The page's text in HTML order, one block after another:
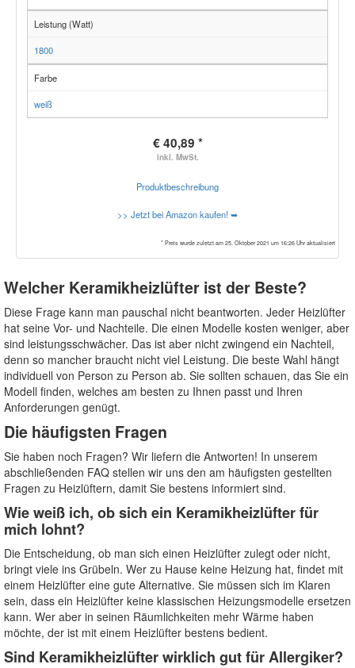
Leistung (Watt)
1800
Farbe
weiß
€ 40,89 *
inkl. MwSt.
Produktbeschreibung
>> Jetzt bei Amazon kaufen! ➥
* Preis wurde zuletzt am 25. Oktober 2021 um 16:26 Uhr aktualisiert
Welcher Keramikheizlüfter ist der Beste?
Diese Frage kann man pauschal nicht beantworten. Jeder Heizlüfter
hat seine Vor- und Nachteile. Die einen Modelle kosten weniger, aber
sind leistungsschwächer. Das ist aber nicht zwingend ein Nachteil,
denn so mancher braucht nicht viel Leistung. Die beste Wahl hängt
individuell von Person zu Person ab. Sie sollten schauen, das Sie ein
Modell finden, welches am besten zu Ihnen passt und Ihren
Anforderungen genügt.
Die häufigsten Fragen
Sie haben noch Fragen? Wir liefern die Antworten! In unserem
abschließenden FAQ stellen wir uns den am häufigsten gestellten
Fragen zu Heizlüftern, damit Sie bestens informiert sind.
Wie weiß ich, ob sich ein Keramikheizlüfter für
mich lohnt?
Die Entscheidung, ob man sich einen Heizlüfter zulegt oder nicht,
bringt viele ins Grübeln. Wer zu Hause keine Heizung hat, findet mit
einem Heizlüfter eine gute Alternative. Sie müssen sich im Klaren
sein, dass ein Heizlüfter keine klassischen Heizungsmodelle ersetzen
kann. Wer aber in seinen Räumlichkeiten mehr Wärme haben
möchte, der ist mit einem Heizlüfter bestens bedient.
Sind Keramikheizlüfter wirklich gut für Allergiker?